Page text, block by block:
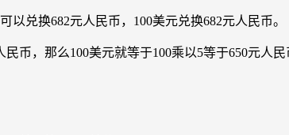
以兑换682元人民币，100美元兑换682元人民币。
币，那么100美元就等于100乘以5等于650元